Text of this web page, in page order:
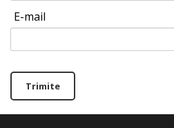
E-mail
Trimite